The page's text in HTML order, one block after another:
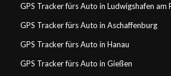
GPS Tracker fürs Auto in Ludwigshafen am
GPS Tracker fürs Auto in Aschaffenburg
GPS Tracker fürs Auto in Hanau
GPS Tracker fürs Auto in Gießen